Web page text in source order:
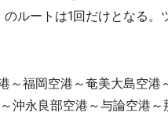
ルートは1回だけとなる
～福岡空港～奄美大島空港
沖永良部空港～与論空港